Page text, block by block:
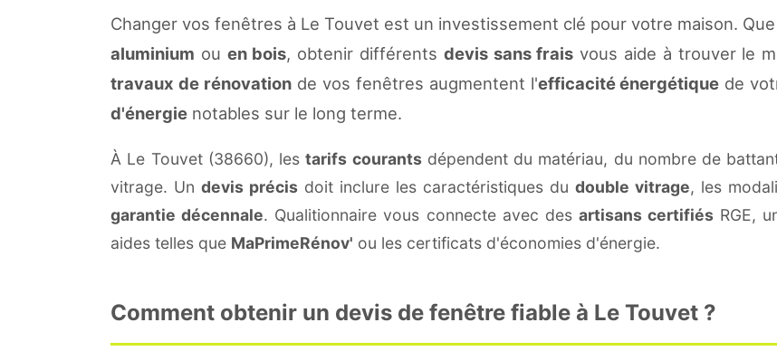
Changer vos fenêtres à Le Touvet est un investissement clé pour votre maison.
aluminium ou en bois, obtenir différents devis sans frais vous aide à trouver le
travaux de rénovationde vos fenêtres augmentent l'efficacité énergétique de
d'énergie notables sur le long terme.
À Le Touvet (38660), lestarifs courantsdépendent du matériau, du nombre de
vitrage. Un devis précis doit inclure les caractéristiques du double vitrage, les
garantie décennale. Qualitionnaire vous connecte avec des artisans certifiés RGE,
aides telles que MaPrimeRénov' ou les certificats d'économies d'énergie.
Comment obtenir un devis de fenêtre fiable à Le Touvet ?